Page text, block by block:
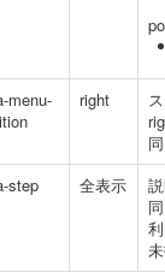
menu-
right
step
全表示